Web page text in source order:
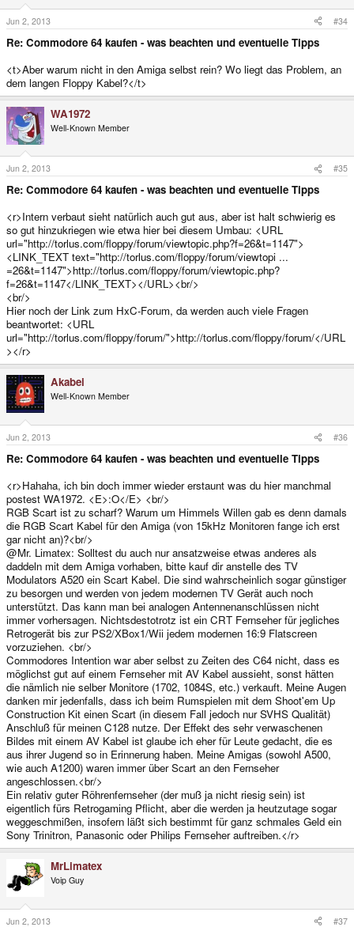
Jun 2, 2013 #34
Re: Commodore 64 kaufen - was beachten und eventuelle Tipps
<t>Aber warum nicht in den Amiga selbst rein? Wo liegt das Problem, an
dem langen Floppy Kabel?</t>
WA1972
Well-Known Member
Jun 2, 2013 #35
Re: Commodore 64 kaufen - was beachten und eventuelle Tipps
<r>Intern verbaut sieht natürlich auch gut aus, aber ist halt schwierig es
so gut hinzukriegen wie etwa hier bei diesem Umbau: <URL
url="http://torlus.com/floppy/forum/viewtopic.php?f=26&t=1147">
<LINK_TEXT text="http://torlus.com/floppy/forum/viewtopi ...
=26&t=1147">http://torlus.com/floppy/forum/viewtopic.php?
f=26&t=1147</LINK_TEXT></URL><br/>
<br/>
Hier noch der Link zum HxC-Forum, da werden auch viele Fragen
beantwortet: <URL
url="http://torlus.com/floppy/forum/">http://torlus.com/floppy/forum/</URL
></r>
Akabei
Well-Known Member
Jun 2, 2013 #36
Re: Commodore 64 kaufen - was beachten und eventuelle Tipps
<r>Hahaha, ich bin doch immer wieder erstaunt was du hier manchmal
postest WA1972. <E>:O</E> <br/>
RGB Scart ist zu scharf? Warum um Himmels Willen gab es denn damals
die RGB Scart Kabel für den Amiga (von 15kHz Monitoren fange ich erst
gar nicht an)?<br/>
@Mr. Limatex: Solltest du auch nur ansatzweise etwas anderes als
daddeln mit dem Amiga vorhaben, bitte kauf dir anstelle des TV
Modulators A520 ein Scart Kabel. Die sind wahrscheinlich sogar günstiger
zu besorgen und werden von jedem modernen TV Gerät auch noch
unterstützt. Das kann man bei analogen Antennenanschlüssen nicht
immer vorhersagen. Nichtsdestotrotz ist ein CRT Fernseher für jegliches
Retrogerät bis zur PS2/XBox1/Wii jedem modernen 16:9 Flatscreen
vorzuziehen. <br/>
Commodores Intention war aber selbst zu Zeiten des C64 nicht, dass es
möglichst gut auf einem Fernseher mit AV Kabel aussieht, sonst hätten
die nämlich nie selber Monitore (1702, 1084S, etc.) verkauft. Meine Augen
danken mir jedenfalls, dass ich beim Rumspielen mit dem Shoot'em Up
Construction Kit einen Scart (in diesem Fall jedoch nur SVHS Qualität)
Anschluß für meinen C128 nutze. Der Effekt des sehr verwaschenen
Bildes mit einem AV Kabel ist glaube ich eher für Leute gedacht, die es
aus ihrer Jugend so in Erinnerung haben. Meine Amigas (sowohl A500,
wie auch A1200) waren immer über Scart an den Fernseher
angeschlossen.<br/>
Ein relativ guter Röhrenfernseher (der muß ja nicht riesig sein) ist
eigentlich fürs Retrogaming Pflicht, aber die werden ja heutzutage sogar
weggeschmißen, insofern läßt sich bestimmt für ganz schmales Geld ein
Sony Trinitron, Panasonic oder Philips Fernseher auftreiben.</r>
MrLimatex
Voip Guy
Jun 2, 2013 #37